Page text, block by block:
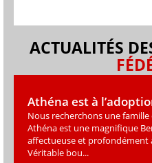
ACTUALITÉS
Athéna est à
Nous recherchons une
Athéna est une magniﬁque
affectueuse et profondément
Véritable bou...